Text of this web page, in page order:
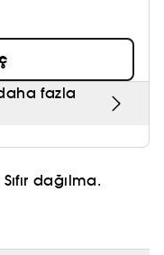
fazla
dağılma.
ve gücüne
sonra